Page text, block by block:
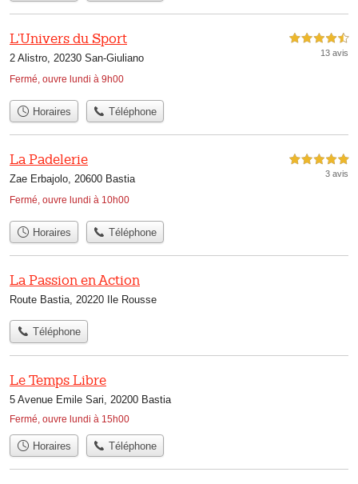
L'Univers du Sport
2 Alistro, 20230 San-Giuliano
Fermé, ouvre lundi à 9h00
4,5 étoiles sur 5
13 avis
Horaires Téléphone
La Padelerie
Zae Erbajolo, 20600 Bastia
Fermé, ouvre lundi à 10h00
5,0 étoiles sur 5
3 avis
Horaires Téléphone
La Passion en Action
Route Bastia, 20220 Ile Rousse
Téléphone
Le Temps Libre
5 Avenue Emile Sari, 20200 Bastia
Fermé, ouvre lundi à 15h00
Horaires Téléphone